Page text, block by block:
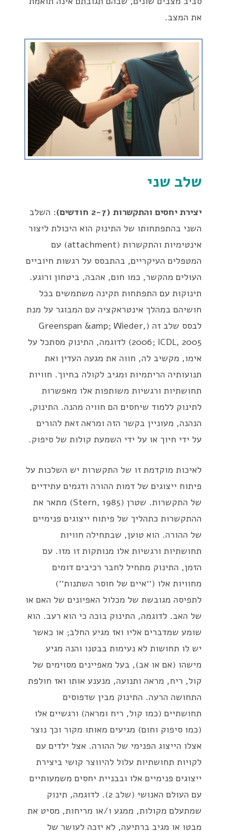
את המצב.
שלב שני
יצירת יחסים והתקשרות (2-7 חודשים)
: השלב
השני בהתפתחותו של התינוק הוא היכולת ליצור
אינטימיות והתקשרות (attachment) עם
המטפלים העיקריים, בהתבסס על רגשות חיוביים
העולים מהקשר, כמו חום, אהבה, ביטחון ורוגע.
תינוקות עם התפתחות תקינה משתמשים בכל
חושיהם במהלך אינטראקציה עם המבוגר על מנת
לבסס שלב זה (Greenspan &amp; Wieder,
2006; ICDL, 2005) לדוגמה, התינוק מסתכל על
אימו, מקשיב לה, חווה את מגעה העדין ואת
תנועותיה הריתמיות ומגיב לקולה בחיוך. חוויות
תחושתיות ורגשיות משותפות אלו מאפשרות
לתינוק ללמוד שיחסים הם חוויה מהנה. התינוק,
הנהנה, מעוניין בקשר הזה ומראה זאת להורים
על ידי חיוך או על ידי השמעת קולות של סיפוק.
לאיכות מוקדמת זו של התקשרות יש השלכות על
פיתוח ייצוגים של דמות ההורה ודגמים עתידיים
של התקשרות. שטרן (Stern, 1985) מתאר את
ההתקשרות כתהליך של פיתוח ייצוגים פנימיים
של ההורה. הוא טוען, שבתחילה חוויות
תחושתיות ורגשיות אלו מנותקות זו מזו. עם
הזמן, התינוק מתחיל לחבר רכיבים דומים
מחוויות אלו (׳׳איים של חוסר השתנות׳׳)
לתפיסה מגובשת של מכלול האפיונים של האם או
של האב. לדוגמה, התינוק בוכה כי הוא רעב. הוא
שומע שמדברים אליו ואז מגיע החלב; או כאשר
יש לו תחושות לא נעימות בבטנו והנה מגיע
מישהו (אם או אב), בעל מאפיינים מסוימים של
קול, ריח, מראה ותנועה, מנענע אותו ואז חולפת
התחושה הרעה. התינוק מבין שדפוסים
תחושתיים (כמו קול, ריח ומראה) ורגשיים אלו
(כמו סיפוק וחום) מגיעים מאותו מקור וכך נוצר
אצלו הייצוג הפנימי של ההורה. אצל ילדים עם
לקויות תחושתיות עלול להיווצר קושי ביצירת
ייצוגים פנימיים אלו ובבניית יחסים משמעותיים
עם העולם האנושי (שלב 2). לדוגמה, תינוק
שמתעלם מקולות, ממגע ו/או מריחות, מסיט את
מבטו או מגיב ברתיעה, לא יזכה לעושר של